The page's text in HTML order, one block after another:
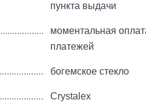
пункта выдачи
моментальная
платежей
богемское стекло
Crystalex